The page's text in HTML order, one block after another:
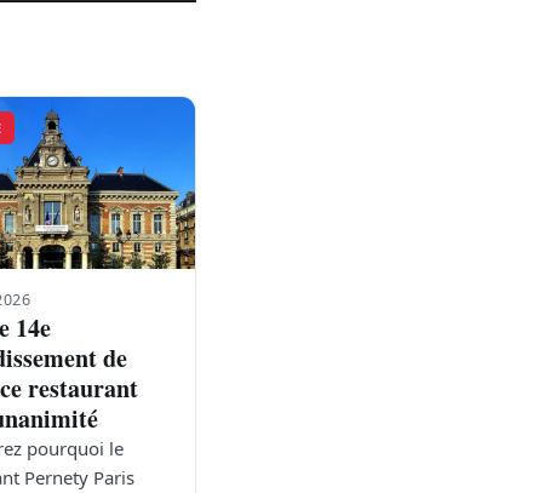
14e
de
restaurant
pourquoi le
Pernety Paris